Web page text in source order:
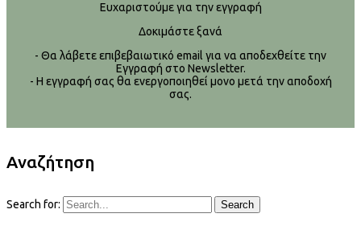
Ευχαριστούμε για την εγγραφή
Δοκιμάστε ξανά
- Θα λάβετε επιβεβαιωτικό email για να αποδεχθείτε την
Εγγραφή στο Newsletter.
- Η εγγραφή σας θα ενεργοποιηθεί μονο μετά την αποδοχή
σας.
Αναζήτηση
Search for: Search